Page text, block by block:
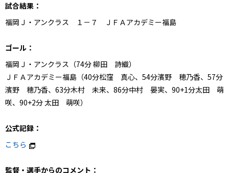
試合結果：
福岡Ｊ・アンクラス １－７ ＪＦＡアカデミー福島
ゴール：
福岡Ｊ・アンクラス（74分柳田 詩織）
ＪＦＡアカデミー福島（40分松窪 真心、54分濱野 穂乃香、57分
濱野 穂乃香、63分木村 未来、86分中村 晏実、90+1分太田 萌
咲、90+2分 太田 萌咲）
公式記録：
こちら
監督・選手からのコメント：